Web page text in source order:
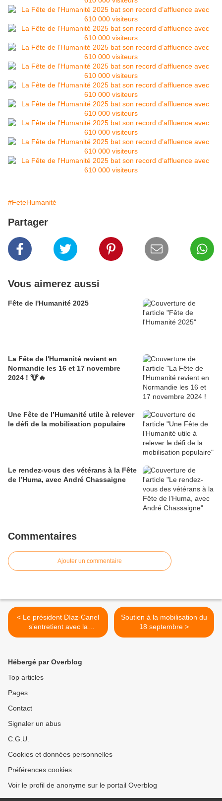
#FeteHumanité
Partager
Vous aimerez aussi
Fête de l'Humanité 2025
La Fête de l'Humanité revient en
Normandie les 16 et 17 novembre
2024 ! 🐮🔥
Une Fête de l’Humanité utile à relever
le défi de la mobilisation populaire
Le rendez-vous des vétérans à la Fête
de l’Huma, avec André Chassaigne
Commentaires
Ajouter un commentaire
< Le président Díaz-Canel
s’entretient avec la
présidente de l’Assemblée
Soutien à la mobilisation du
18 septembre >
Hébergé par Overblog
Top articles
Pages
Contact
Signaler un abus
C.G.U.
Cookies et données personnelles
Préférences cookies
Voir le profil de anonyme sur le portail Overblog